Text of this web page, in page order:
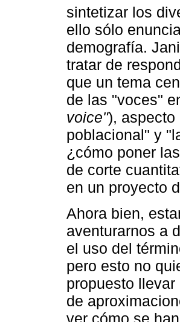
sintetizar los
ello sólo
demografía.
tratar de
que un tema
de las "voces"
voice"), aspecto
poblacional" y
¿cómo poner
de corte
en un proyecto
Ahora bien,
aventurarnos a
el uso del
pero esto no
propuesto
de
ver cómo se